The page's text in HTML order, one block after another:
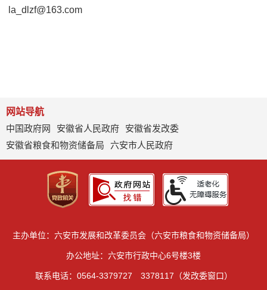
la_dlzf@163.com
网站导航
中国政府网
安徽省人民政府
安徽省发改委
安徽省粮食和物资储备局
六安市人民政府
主办单位：六安市发展和改革委员会（六安市粮食和物资储备局）
办公地址：六安市行政中心6号楼3楼
联系电话：0564-3379727 3378117（发改委窗口）